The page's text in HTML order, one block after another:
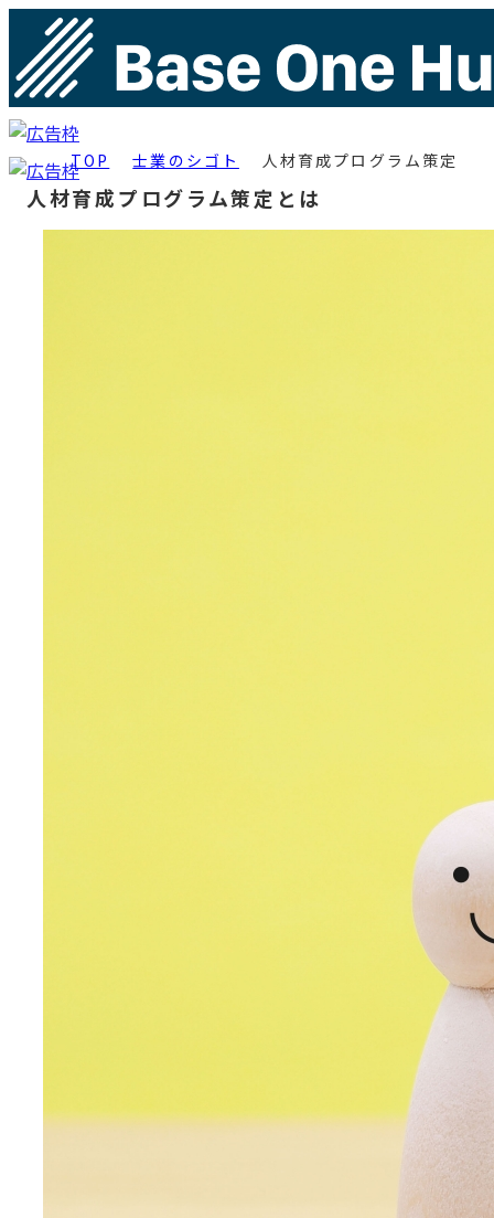
TOP 士業のシゴト 人材育成プログラム策定
人材育成プログラム策定とは